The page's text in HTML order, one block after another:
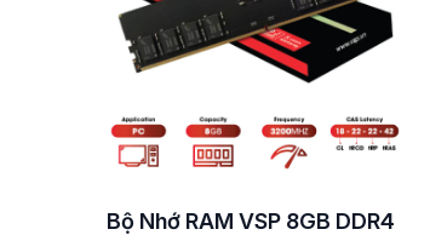
Bộ Nhớ RAM VSP 8GB DDR4